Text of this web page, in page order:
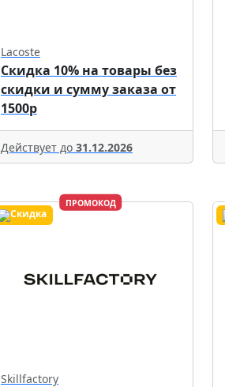
Lacoste
Скидка 10% на товары без
скидки и сумму заказа от
1500р
Действует до 31.12.2026
ПРОМОКОД
Skillfactory